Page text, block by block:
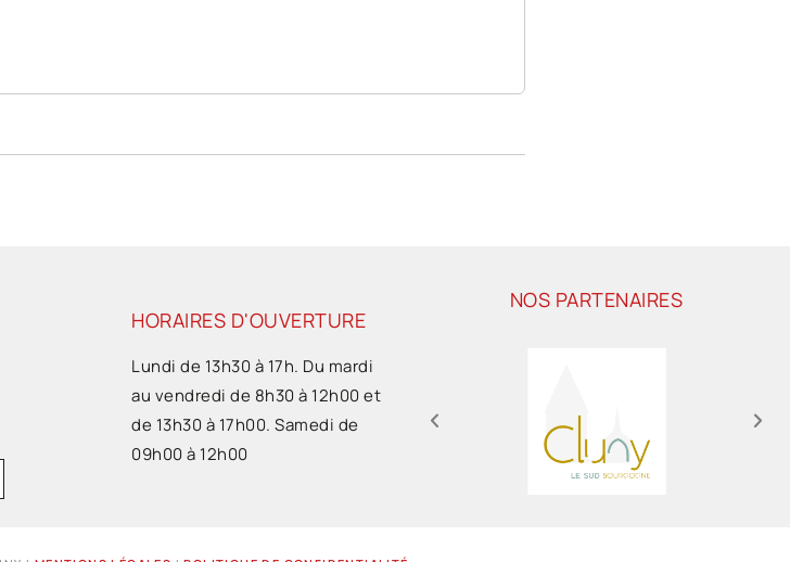
HORAIRES D'OUVERTURE
Lundi de 13h30 à 17h. Du mardi
au vendredi de 8h30 à 12h00 et
de 13h30 à 17h00. Samedi de
09h00 à 12h00
NOS PARTENAIRES